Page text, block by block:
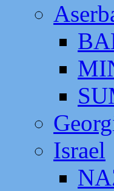
Israel